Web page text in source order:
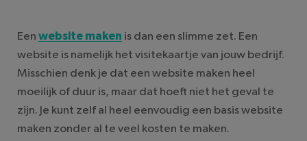
Een website maken is dan een slimme zet. Een
website is namelijk het visitekaartje van jouw bedrijf.
Misschien denk je dat een website maken heel
moeilijk of duur is, maar dat hoeft niet het geval te
zijn. Je kunt zelf al heel eenvoudig een basis website
maken zonder al te veel kosten te maken.